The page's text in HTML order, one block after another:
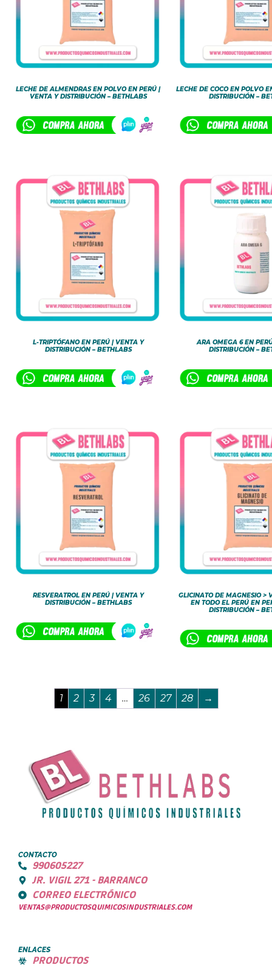
LECHE DE ALMENDRAS EN POLVO EN PERÚ |
VENTA Y DISTRIBUCIÓN – BETHLABS
LECHE DE COCO EN POLVO
DISTRIBUCIÓN –
L-TRIPTÓFANO EN PERÚ | VENTA Y
DISTRIBUCIÓN – BETHLABS
ARA OMEGA 6 EN
DISTRIBUCIÓN –
RESVERATROL EN PERÚ | VENTA Y
DISTRIBUCIÓN – BETHLABS
GLICINATO DE MAGNESIO >
EN TODO EL PERÚ EN
DISTRIBUCIÓN –
1 2 3 4 … 26 27 28 →
CONTACTO
990605227
JR. VIGIL 271 - BARRANCO
CORREO ELECTRÓNICO
VENTAS@PRODUCTOSQUIMICOSINDUSTRIALES.COM
ENLACES
PRODUCTOS